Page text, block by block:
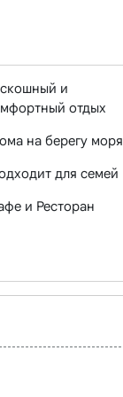
и
отдых
на берегу моря
для семей
и Ресторан